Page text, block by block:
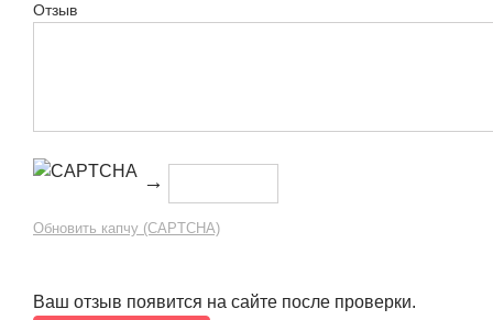
Отзыв
→
Обновить капчу (CAPTCHA)
Ваш отзыв появится на сайте после проверки.